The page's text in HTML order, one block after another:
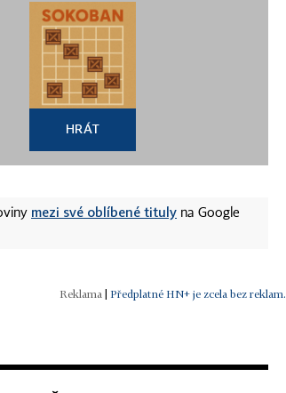
HRÁT
mezi své oblíbené tituly na Google
| Předplatné HN+ je zcela bez reklam.